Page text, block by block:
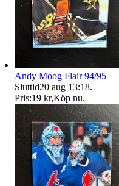
Andy Moog Flair 94/95
Sluttid20 aug 13:18.
Pris:19 kr,Köp nu.